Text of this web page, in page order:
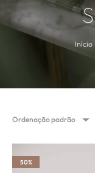
Início
Ordenação padrão
50%